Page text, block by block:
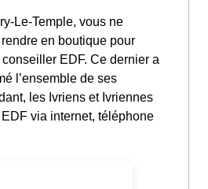
Le-Temple, vous ne
en boutique pour
EDF. Ce dernier a
l’ensemble de ses
les Ivriens et Ivriennes
via internet, téléphone